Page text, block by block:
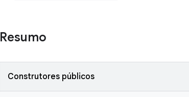
Resumo
Construtores públicos